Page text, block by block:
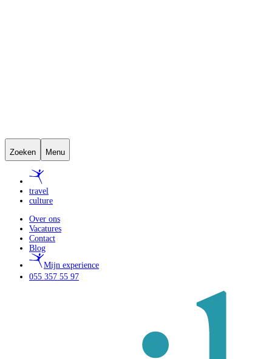
Zoeken Menu
travel
culture
Over ons
Vacatures
Contact
Blog
Mijn experience
055 357 55 97